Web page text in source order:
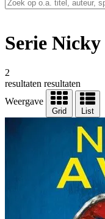
Serie
2
resultaten resultaten
Weergave
Grid List